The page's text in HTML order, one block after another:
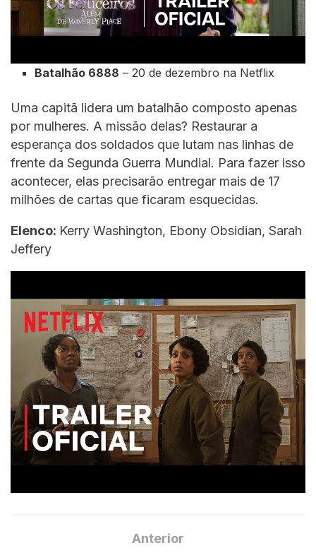
Batalhão 6888 – 20 de dezembro na Netflix
Uma capitã lidera um batalhão composto apenas
por mulheres. A missão delas? Restaurar a
esperança dos soldados que lutam nas linhas de
frente da Segunda Guerra Mundial. Para fazer isso
acontecer, elas precisarão entregar mais de 17
milhões de cartas que ficaram esquecidas.
Elenco: Kerry Washington, Ebony Obsidian, Sarah
Jeffery
Anterior